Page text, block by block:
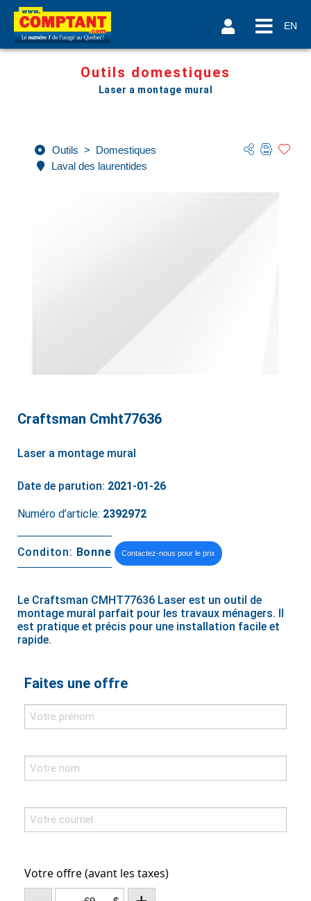
EN
Outils domestiques
Laser a montage mural
Outils > Domestiques
Laval des laurentides
Craftsman Cmht77636
Laser a montage mural
Date de parution: 2021-01-26
Numéro d’article: 2392972
Conditon: Bonne Contactez-nous pour le prix
Le Craftsman CMHT77636 Laser est un outil de
montage mural parfait pour les travaux ménagers. Il
est pratique et précis pour une installation facile et
rapide.
Faites une offre
Votre offre (avant les taxes)